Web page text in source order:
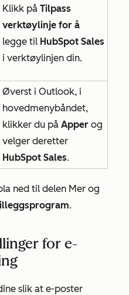
Klikk på Tilpass
verktøylinje for å
legge til HubSpot Sales
i verktøylinjen din.
Øverst i Outlook, i
hovedmenybåndet,
klikker du på Apper og
velger deretter
HubSpot Sales.
ned til delen Mer og
.
for e-
slik at e-poster